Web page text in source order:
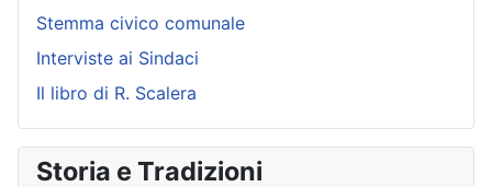
Stemma civico comunale
Interviste ai Sindaci
Il libro di R. Scalera
Storia e Tradizioni